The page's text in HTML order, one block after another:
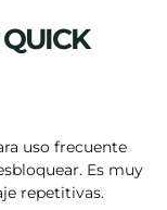
uso frecuente
Es muy
repetitivas.